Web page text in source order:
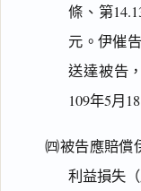
條、第
元。伊催
送達被告
109年5月
㈣被告應賠償
利益損失